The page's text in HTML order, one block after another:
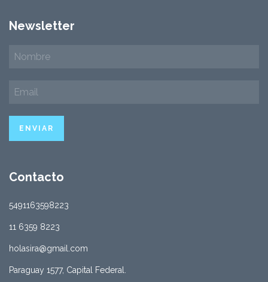
Newsletter
Contacto
5491163598223
11 6359 8223
holasira@gmail.com
Paraguay 1577, Capital Federal.